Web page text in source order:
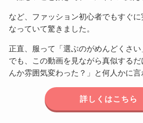
など、ファッション初心者でもすぐ
なっていて驚きました。
正直、服って「選ぶのがめんどくさい
でも、この動画を見ながら真似する
んか雰囲気変わった？」と何人かに言
詳しくはこちら